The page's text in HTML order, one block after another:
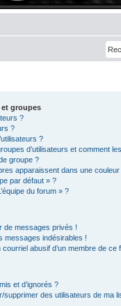
et groupes
?
?
?
d’utilisateurs et comment
groupe ?
apparaissent dans une
par défaut » ?
du forum » ?
de messages privés !
messages indésirables !
abusif d’un membre de ce
et d’ignorés ?
des utilisateurs de ma